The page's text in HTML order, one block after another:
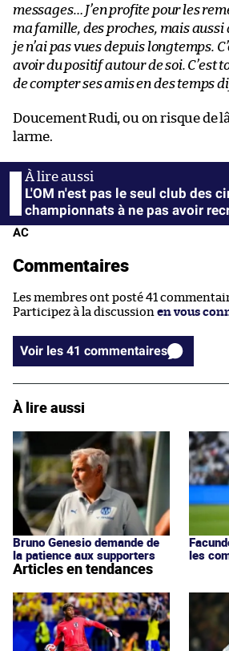
messages… J’en profite pour les
ma famille, des proches, mais aussi
je n’ai pas vues depuis longtemps.
avoir du positif autour de soi. C’est
de compter ses amis en des temps
Doucement Rudi, ou on risque de
larme.
L'OM n'est pas le seul club des
championnats à ne pas avoir
AC
Commentaires
Les membres ont posté 41
Participez à la discussion en vous
Voir les 41 commentaires
À lire aussi
Bruno Genesio demande de
la patience aux supporters
les
Articles en tendances